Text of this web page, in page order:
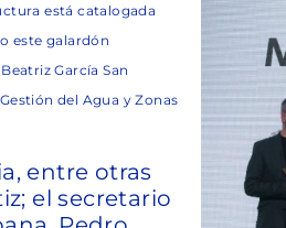
está catalogada
este galardón
García San
del Agua y Zonas
entre otras
el secretario